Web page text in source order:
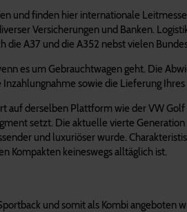
und finden hier internationale
Versicherungen und Banken.
A37 und die A352 nebst vielen
es um Gebrauchtwagen geht. Die
sowie die Lieferung
derselben Plattform wie der VW
setzt. Die aktuelle vierte
und luxuriöser wurde.
Kompakten keineswegs alltäglich ist.
und somit als Kombi